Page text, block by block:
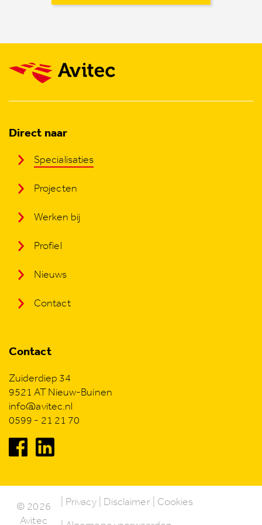
Direct naar
Specialisaties
Projecten
Werken bij
Profiel
Nieuws
Contact
Contact
Zuiderdiep 34
9521 AT Nieuw-Buinen
info@avitec.nl
0599 - 21 21 70
© 2026
Avitec
Privacy Disclaimer
Cookies